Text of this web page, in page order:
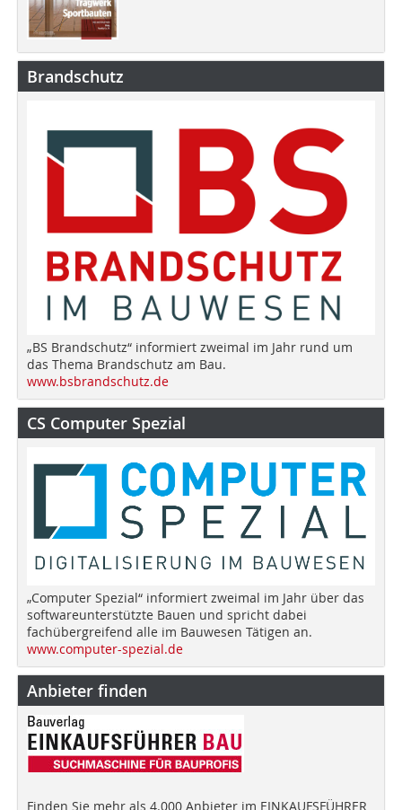
Brandschutz
„BS Brandschutz“ informiert zweimal im Jahr rund um
das Thema Brandschutz am Bau.
www.bsbrandschutz.de
CS Computer Spezial
„Computer Spezial“ informiert zweimal im Jahr über das
softwareunterstützte Bauen und spricht dabei
fachübergreifend alle im Bauwesen Tätigen an.
www.computer-spezial.de
Anbieter finden
Finden Sie mehr als 4.000 Anbieter im EINKAUFSFÜHRER